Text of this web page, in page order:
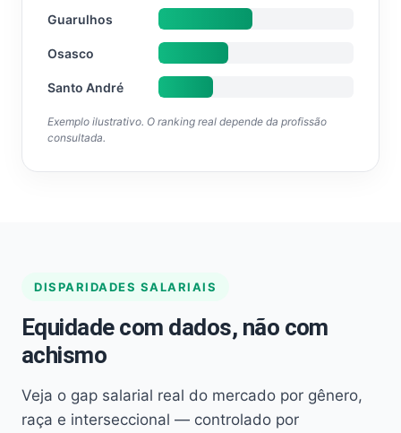
Guarulhos
Osasco
Santo André
Exemplo ilustrativo. O ranking real depende da profissão
consultada.
DISPARIDADES SALARIAIS
Equidade com dados, não com
achismo
Veja o gap salarial real do mercado por gênero,
raça e interseccional — controlado por